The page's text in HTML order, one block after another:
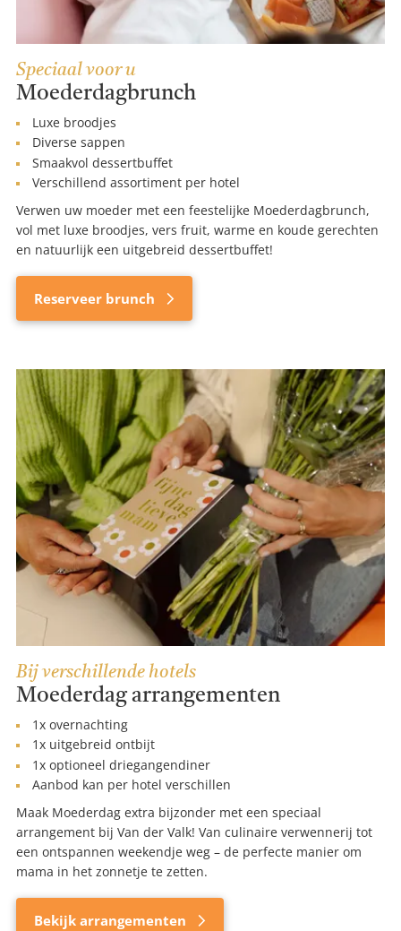
Speciaal voor u
Moederdagbrunch
Luxe broodjes
Diverse sappen
Smaakvol dessertbuffet
Verschillend assortiment per hotel
Verwen uw moeder met een feestelijke Moederdagbrunch,
vol met luxe broodjes, vers fruit, warme en koude gerechten
en natuurlijk een uitgebreid dessertbuffet!
Reserveer brunch
Bij verschillende hotels
Moederdag arrangementen
1x overnachting
1x uitgebreid ontbijt
1x optioneel driegangendiner
Aanbod kan per hotel verschillen
Maak Moederdag extra bijzonder met een speciaal
arrangement bij Van der Valk! Van culinaire verwennerij tot
een ontspannen weekendje weg – de perfecte manier om
mama in het zonnetje te zetten.
Bekijk arrangementen